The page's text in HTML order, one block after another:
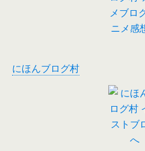
にほんブログ村